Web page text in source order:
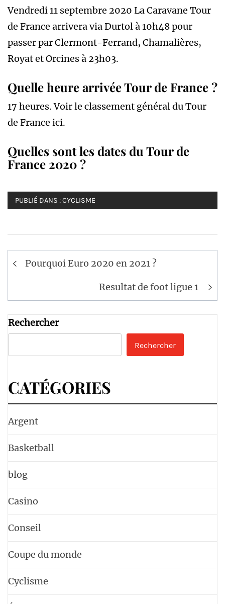
Vendredi 11 septembre 2020 La Caravane Tour
de France arrivera via Durtol à 10h48 pour
passer par Clermont-Ferrand, Chamalières,
Royat et Orcines à 23h03.
Quelle heure arrivée Tour de France ?
17 heures. Voir le classement général du Tour
de France ici.
Quelles sont les dates du Tour de
France 2020 ?
PUBLIÉ DANS :CYCLISME
Navigation
Pourquoi Euro 2020 en 2021 ?
Resultat de foot ligue 1
Rechercher
Rechercher
CATÉGORIES
Argent
Basketball
blog
Casino
Conseil
Coupe du monde
Cyclisme